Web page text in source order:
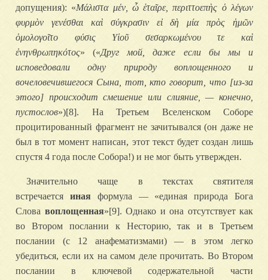
допущения): «Μάλιστα μέν, ὦ ἑταῖρε, περιττοεπὴς ὁ λέγων
φυρμὸν γενέσθαι καὶ σύγκρασιν εἰ δὴ μία πρὸς ἡμῶν
ὁμολογοῖτο φύσις Υἱοῦ σεσαρκωμένου τε καὶ
ἐνηνθρωπηκότος» («Друг мой, даже если бы мы и
исповедовали одну природу воплощенного и
вочеловечившегося Сына, тот, кто говорит, что [из-за
этого] происходит смешение или слияние, — конечно,
пустослов»)[8]. На Третьем Вселенском Соборе
процитированный фрагмент не зачитывался (он даже не
был в тот момент написан, этот текст будет создан лишь
спустя 4 года после Собора!) и не мог быть утвержден.
Значительно чаще в текстах святителя
встречается иная формула — «единая природа Бога
Слова воплощенная»[9]. Однако и она отсутствует как
во Втором послании к Несторию, так и в Третьем
послании (с 12 анафематизмами) — в этом легко
убедиться, если их на самом деле прочитать. Во Втором
послании в ключевой содержательной части